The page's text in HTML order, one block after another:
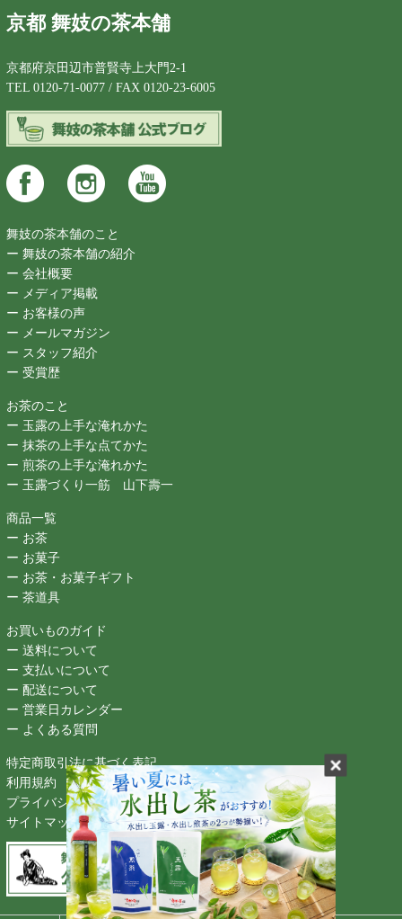
京都 舞妓の茶本舗
京都府京田辺市普賢寺上大門2-1
TEL 0120-71-0077 / FAX 0120-23-6005
舞妓の茶本舗のこと
ー 舞妓の茶本舗の紹介
ー 会社概要
ー メディア掲載
ー お客様の声
ー メールマガジン
ー スタッフ紹介
ー 受賞歴
お茶のこと
ー 玉露の上手な淹れかた
ー 抹茶の上手な点てかた
ー 煎茶の上手な淹れかた
ー 玉露づくり一筋 山下壽一
商品一覧
ー お茶
ー お菓子
ー お茶・お菓子ギフト
ー 茶道具
お買いものガイド
ー 送料について
ー 支払いについて
ー 配送について
ー 営業日カレンダー
ー よくある質問
特定商取引法に基づく表記
利用規約
プライバシーポリシー
サイトマップ